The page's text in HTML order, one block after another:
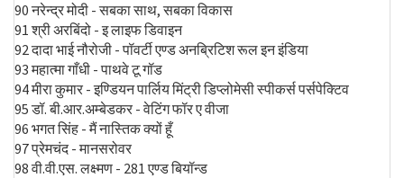
90 नरेन्द्र मोदी - सबका साथ, सबका विकास
91 श्री अरबिंदो - इ लाइफ डिवाइन
92 दादा भाई नौरोजी - पॉवर्टी एण्ड अनब्रिटिश रूल इन इंडिया
93 महात्मा गाँधी - पाथवे टू गॉड
94 मीरा कुमार - इण्डियन पार्लिय मिंट्री डिप्लोमेसी स्पीकर्स पर्सपेक्टिव
95 डॉ. बी.आर.अम्बेडकर - वेटिंग फॉर ए वीजा
96 भगत सिंह - मैं नास्तिक क्यों हूँ
97 प्रेमचंद - मानसरोवर
98 वी.वी.एस. लक्ष्मण - 281 एण्ड बियॉन्ड